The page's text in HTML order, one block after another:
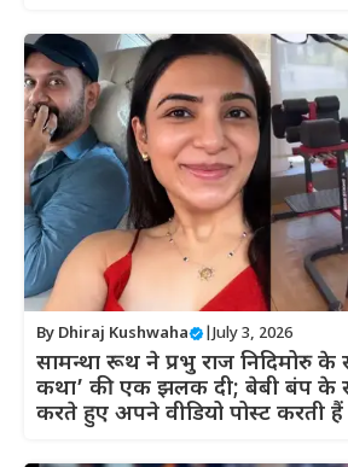
By Dhiraj Kushwaha July 3, 2026
सामन्था रूथ ने प्रभु राज निदिमोरु के
कथा’ की एक झलक दी; बेबी बंप के
करते हुए अपने वीडियो पोस्ट करती हैं